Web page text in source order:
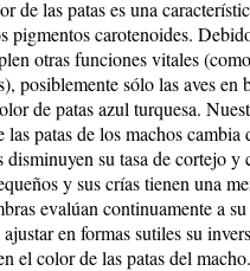
de las patas es una
pigmentos carotenoides.
otras funciones vitales (como
posiblemente sólo las aves en
de patas azul turquesa.
patas de los machos cambia
disminuyen su tasa de cortejo y
y sus crías tienen una
evalúan continuamente a
en formas sutiles su
el color de las patas del macho.